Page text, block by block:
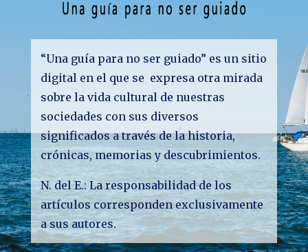
“Una guía para no ser guiado” es un sitio
digital en el que se expresa otra mirada
sobre la vida cultural de nuestras
sociedades con sus diversos
significados a través de la historia,
crónicas, memorias y descubrimientos.
N. del E.: La responsabilidad de los
artículos corresponden exclusivamente
a sus autores.